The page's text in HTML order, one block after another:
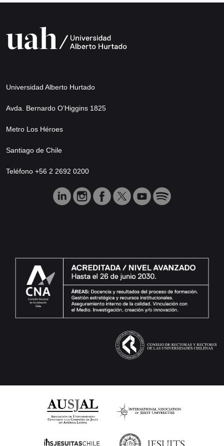
Universidad Alberto Hurtado
Avda. Bernardo O’Higgins 1825
Metro Los Héroes
Santiago de Chile
Teléfono +56 2 2692 0200